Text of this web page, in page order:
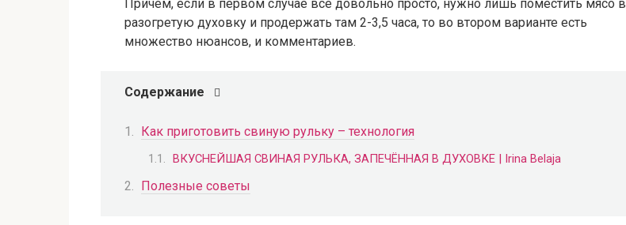
Причем, если в первом случае всё довольно просто, нужно лишь поместить мясо в
разогретую духовку и продержать там 2-3,5 часа, то во втором варианте есть
множество нюансов, и комментариев.
Содержание
Как приготовить свиную рульку – технология
ВКУСНЕЙШАЯ СВИНАЯ РУЛЬКА, ЗАПЕЧЁННАЯ В ДУХОВКЕ | Irina Belaja
Полезные советы